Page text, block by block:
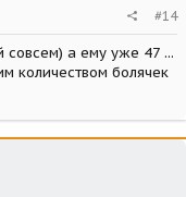
#14
совсем) а ему уже 47 ...
количеством болячек